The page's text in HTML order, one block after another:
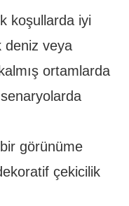
koşullarda iyi
deniz veya
ortamlarda
görünüme
çekicilik